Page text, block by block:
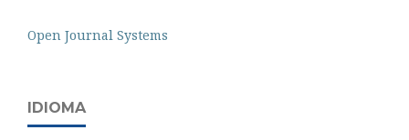
Open Journal Systems
IDIOMA